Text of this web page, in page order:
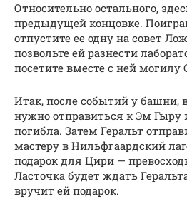
Относительно остального,
предыдущей концовке.
отпустите ее одну на совет
позвольте ей разнести
посетите вместе с ней могилу
Итак, после событий у башни,
нужно отправиться к Эм Гыру
погибла. Затем Геральт
мастеру в Нильфгаардский
подарок для Цири —
Ласточка будет ждать
вручит ей подарок.